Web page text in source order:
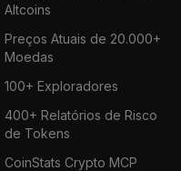
Altcoins
Preços Atuais de 20.000+
Moedas
100+ Exploradores
400+ Relatórios de Risco
de Tokens
CoinStats Crypto MCP